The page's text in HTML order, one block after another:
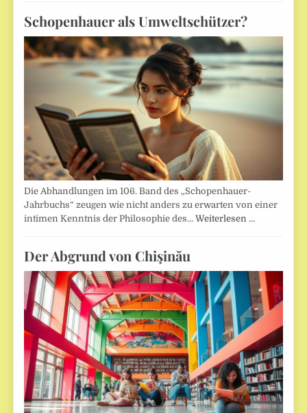
Schopenhauer als Umweltschützer?
Die Abhandlungen im 106. Band des „Schopenhauer-
Jahrbuchs“ zeugen wie nicht anders zu erwarten von einer
intimen Kenntnis der Philosophie des…Weiterlesen …
Der Abgrund von Chişinău